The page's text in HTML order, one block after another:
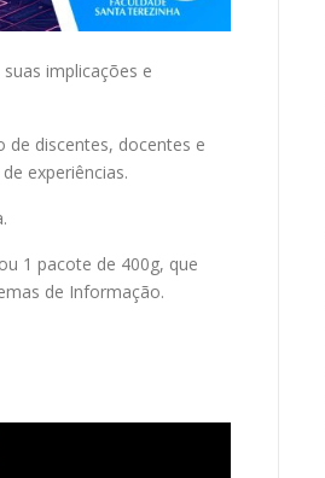
implicações e
discentes, docentes e
experiências.
1 pacote de 400g, que
de Informação.